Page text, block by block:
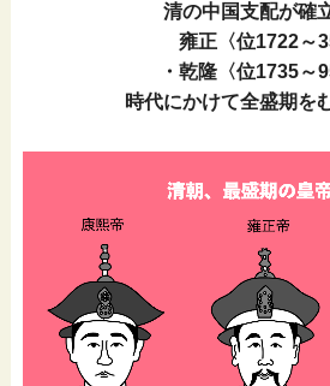
清の中国支配が確
雍正〈位1722～
・乾隆〈位1735～
時代にかけて全盛期を